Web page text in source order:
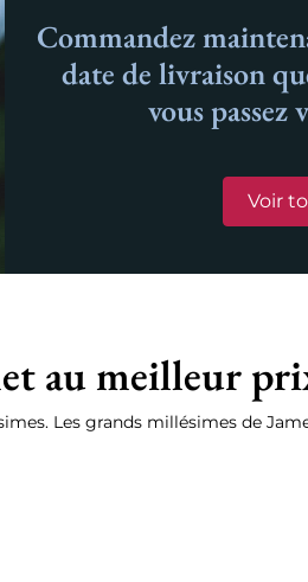
Commandez
date de livraison
vous passez
Voir
au meilleur
Les grands millésimes de